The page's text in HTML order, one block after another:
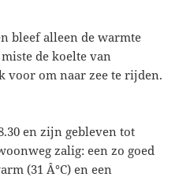
bleef alleen de warmte
de koelte van
voor om naar zee te rijden.
en zijn gebleven tot
zalig: een zo goed
(31 Â°C) en een